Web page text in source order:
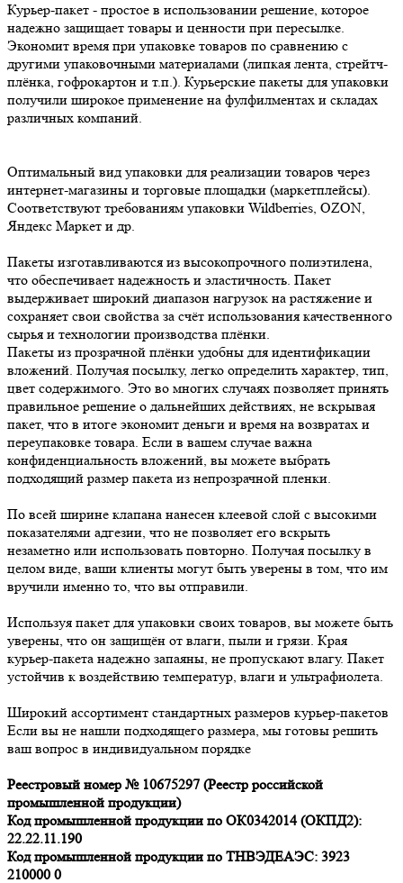
Курьер-пакет - простое в использовании решение, которое
надежно защищает товары и ценности при пересылке.
Экономит время при упаковке товаров по сравнению с
другими упаковочными материалами (липкая лента, стрейтч-
плёнка, гофрокартон и т.п.). Курьерские пакеты для упаковки
получили широкое применение на фулфилментах и складах
различных компаний.
Оптимальный вид упаковки для реализации товаров через
интернет-магазины и торговые площадки (маркетплейсы).
Соответствуют требованиям упаковки Wildberries, OZON,
Яндекс Маркет и др.
Пакеты изготавливаются из высокопрочного полиэтилена,
что обеспечивает надежность и эластичность. Пакет
выдерживает широкий диапазон нагрузок на растяжение и
сохраняет свои свойства за счёт использования качественного
сырья и технологии производства плёнки.
Пакеты из прозрачной плёнки удобны для идентификации
вложений. Получая посылку, легко определить характер, тип,
цвет содержимого. Это во многих случаях позволяет принять
правильное решение о дальнейших действиях, не вскрывая
пакет, что в итоге экономит деньги и время на возвратах и
переупаковке товара. Если в вашем случае важна
конфиденциальность вложений, вы можете выбрать
подходящий размер пакета из непрозрачной пленки.
По всей ширине клапана нанесен клеевой слой с высокими
показателями адгезии, что не позволяет его вскрыть
незаметно или использовать повторно. Получая посылку в
целом виде, ваши клиенты могут быть уверены в том, что им
вручили именно то, что вы отправили.
Используя пакет для упаковки своих товаров, вы можете быть
уверены, что он защищён от влаги, пыли и грязи. Края
курьер-пакета надежно запаяны, не пропускают влагу. Пакет
устойчив к воздействию температур, влаги и ультрафиолета.
Широкий ассортимент стандартных размеров курьер-пакетов
Если вы не нашли подходящего размера, мы готовы решить
ваш вопрос в индивидуальном порядке
Реестровый номер № 10675297 (Реестр российской
промышленной продукции)
Код промышленной продукции по ОК0342014 (ОКПД2):
22.22.11.190
Код промышленной продукции по ТНВЭДЕАЭС: 3923
210000 0